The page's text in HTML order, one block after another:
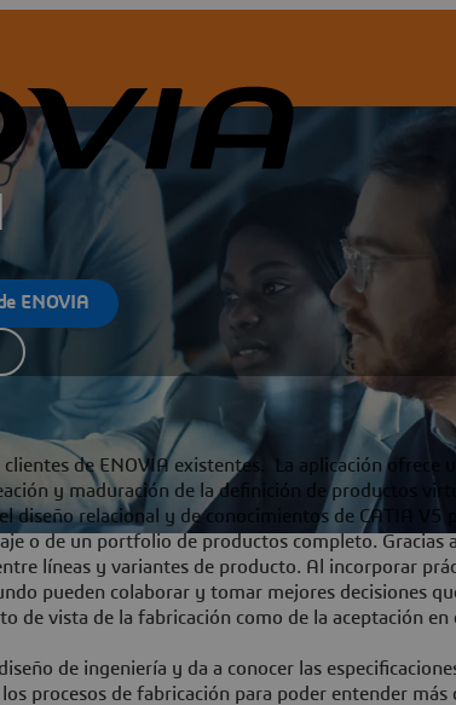
ENOVIA
de ENOVIA existentes. La aplicación ofrece
y maduración de la definición de productos
diseño relacional y de conocimientos de CATIA V5
o de un portfolio de productos completo. Gracias
líneas y variantes de producto. Al incorporar
pueden colaborar y tomar mejores decisiones
de vista de la fabricación como de la aceptación en
de ingeniería y da a conocer las
procesos de fabricación para poder entender más